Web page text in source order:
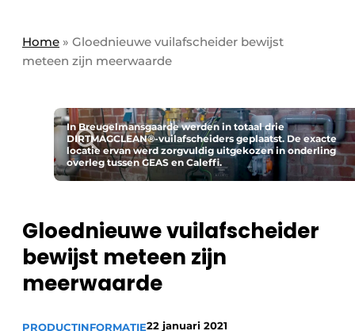
Contact
Evenement aanmelden
Meest gelezen
Nieuwsbrief
Podcasts
Vacature aanmelden
Vacatures
Video’s
Panelgesprek
Solar
Sanitair
Home » Gloednieuwe vuilafscheider bewijst
meteen zijn meerwaarde
In Breugelmansgaarde werden in totaal drie
DIRTMAGCLEAN®-vuilafscheiders geplaatst. De exacte
locatie ervan werd zorgvuldig uitgekozen in onderling
overleg tussen GEAS en Caleffi.
Gloednieuwe vuilafscheider
bewijst meteen zijn
meerwaarde
PRODUCTINFORMATIE22 januari 2021